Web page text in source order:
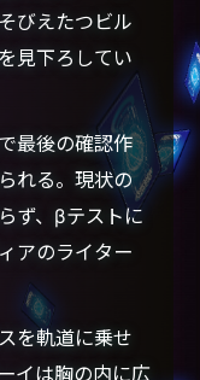
びえたつビル
見下ろしてい
最後の確認作
れる。現状の
ず、βテストに
アのライター
を軌道に乗せ
イは胸の内に広